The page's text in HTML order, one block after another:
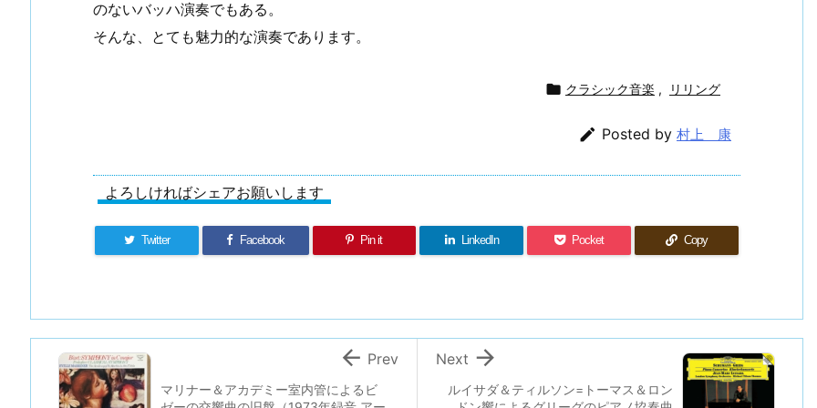
のないバッハ演奏でもある。
そんな、とても魅力的な演奏であります。
 クラシック音楽 , リリング
 Posted by 村上 康
よろしければシェアお願いします
Twitter Facebook Pin it LinkedIn Pocket Copy
ルイサダ＆ティルソン=トーマス＆ロン

Next
マリナー＆アカデミー室内管によるビ
 Prev